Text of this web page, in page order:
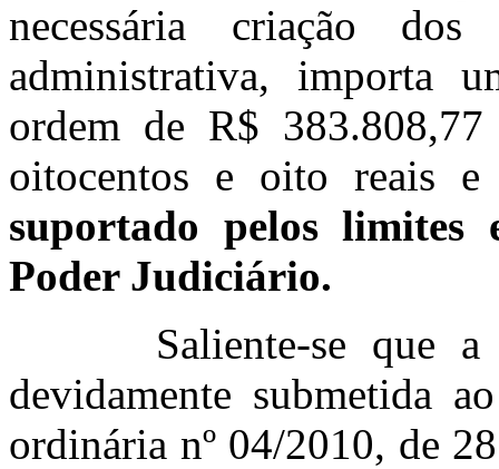
necessária criação
administrativa, importa
ordem de R$
oitocentos e oito reais e
suportado pelos limites
Poder Judiciário.
Saliente-se que
devidamente submetida
ordinária nº04/2010, de